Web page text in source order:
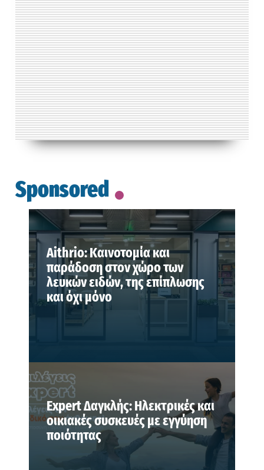
Sponsored
Aithrio: Καινοτομία και
παράδοση στον χώρο των
λευκών ειδών, της επίπλωσης
και όχι μόνο
Expert Δαγκλής: Ηλεκτρικές και
οικιακές συσκευές με εγγύηση
ποιότητας